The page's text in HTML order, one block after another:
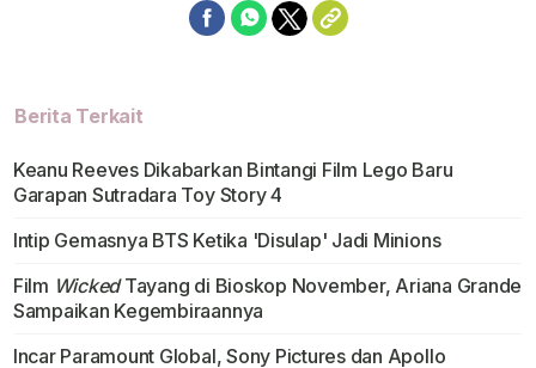
Berita Terkait
Keanu Reeves Dikabarkan Bintangi Film Lego Baru
Garapan Sutradara Toy Story 4
Intip Gemasnya BTS Ketika 'Disulap' Jadi Minions
Film WickedTayang di Bioskop November, Ariana Grande
Sampaikan Kegembiraannya
Incar Paramount Global, Sony Pictures dan Apollo